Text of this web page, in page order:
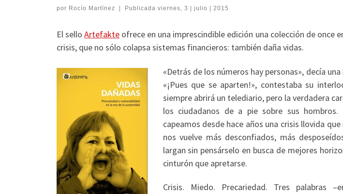
por Rocío Martínez Publicada viernes, 3 | julio | 2015
El selloArtefakte ofrece en una imprescindible edición una colección de once
crisis, que no sólo colapsa sistemas financieros: también daña vidas.
«Detrás de los números hay personas», decía
«¡Pues que se aparten!», contestaba su
siempre abrirá un telediario, pero la verdadera
los ciudadanos de a pie sobre sus
capeamos desde hace años una crisis llovida
nos vuelve más desconfiados, más
largan sin pensárselo en busca de mejores
cinturón que apretarse.
Crisis. Miedo. Precariedad. Tres palabras